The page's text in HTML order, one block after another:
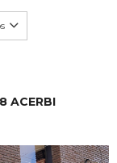
ACERBI